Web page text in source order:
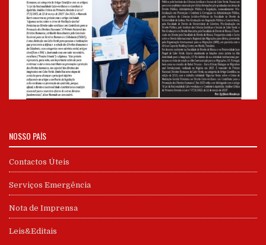
NOSSO PAÍS
Contactos Úteis
Serviços Emergência
Nota de Imprensa
Leis&Editais